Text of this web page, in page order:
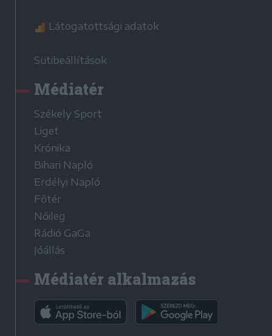
Látogatottsági adatok
Sütibeállítások
Médiatér
Székely Sport
Liget
Krónika
Bihari Napló
Erdélyi Napló
Főtér
Nőileg
Rádió GaGa
Jóállás
Médiatér alkalmazás